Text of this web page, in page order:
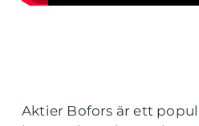
Aktier Bofors är ett